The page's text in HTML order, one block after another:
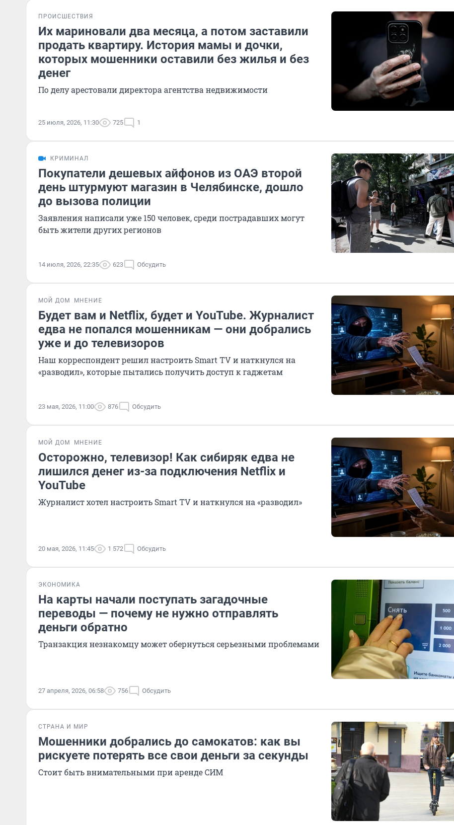
ПРОИСШЕСТВИЯ
Их мариновали два месяца, а потом заставили
продать квартиру. История мамы и дочки,
которых мошенники оставили без жилья и без
денег
По делу арестовали директора агентства недвижимости
25 июля, 2026, 11:30 725 1
КРИМИНАЛ
Покупатели дешевых айфонов из ОАЭ второй
день штурмуют магазин в Челябинске, дошло
до вызова полиции
Заявления написали уже 150 человек, среди пострадавших могут
быть жители других регионов
14 июля, 2026, 22:35 623 Обсудить
МОЙ ДОМ МНЕНИЕ
Будет вам и Netflix, будет и YouTube. Журналист
едва не попался мошенникам — они добрались
уже и до телевизоров
Наш корреспондент решил настроить Smart TV и наткнулся на
«разводил», которые пытались получить доступ к гаджетам
23 мая, 2026, 11:00 876 Обсудить
МОЙ ДОМ МНЕНИЕ
Осторожно, телевизор! Как сибиряк едва не
лишился денег из-за подключения Netflix и
YouTube
Журналист хотел настроить Smart TV и наткнулся на «разводил»
20 мая, 2026, 11:45 1 572 Обсудить
ЭКОНОМИКА
На карты начали поступать загадочные
переводы — почему не нужно отправлять
деньги обратно
Транзакция незнакомцу может обернуться серьезными проблемами
27 апреля, 2026, 06:58 756 Обсудить
СТРАНА И МИР
Мошенники добрались до самокатов: как вы
рискуете потерять все свои деньги за секунды
Стоит быть внимательными при аренде СИМ